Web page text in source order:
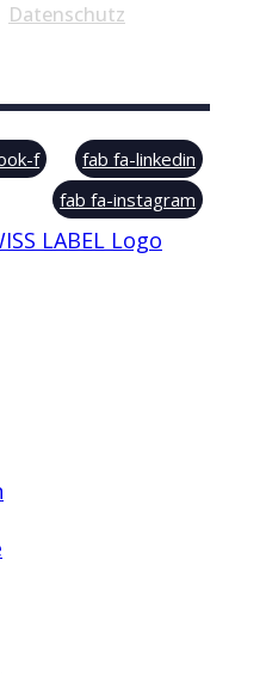
Datenschutz
f
fab fa-linkedin
fab fa-instagram